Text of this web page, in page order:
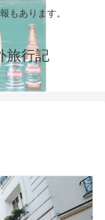
もあります。
旅行記